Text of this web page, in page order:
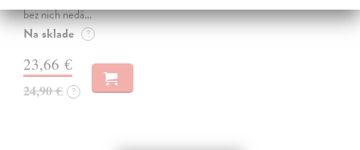
bez nich nedá…
Na sklade ?
23,66 €
24,90 € ?